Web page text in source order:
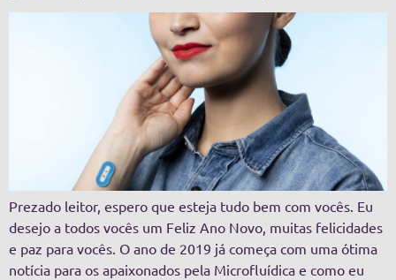
Prezado leitor, espero que esteja tudo bem com vocês. Eu
desejo a todos vocês um Feliz Ano Novo, muitas felicidades
e paz para vocês. O ano de 2019 já começa com uma ótima
notícia para os apaixonados pela Microfluídica e como eu